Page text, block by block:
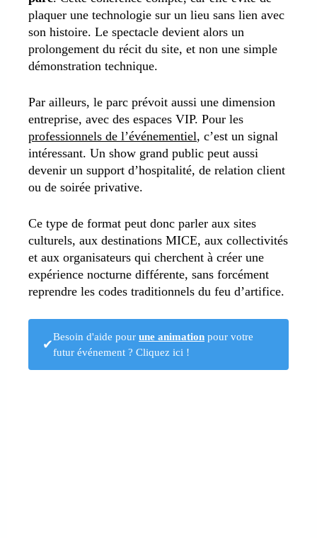
plaquer une technologie sur un lieu sans lien avec
son histoire. Le spectacle devient alors un
prolongement du récit du site, et non une simple
démonstration technique.
Par ailleurs, le parc prévoit aussi une dimension
entreprise, avec des espaces VIP. Pour les
professionnels de l’événementiel, c’est un signal
intéressant. Un show grand public peut aussi
devenir un support d’hospitalité, de relation client
ou de soirée privative.
Ce type de format peut donc parler aux sites
culturels, aux destinations MICE, aux collectivités
et aux organisateurs qui cherchent à créer une
expérience nocturne différente, sans forcément
reprendre les codes traditionnels du feu d’artifice.
✔
Besoin d'aide pour une animation pour votre
futur événement ? Cliquez ici !